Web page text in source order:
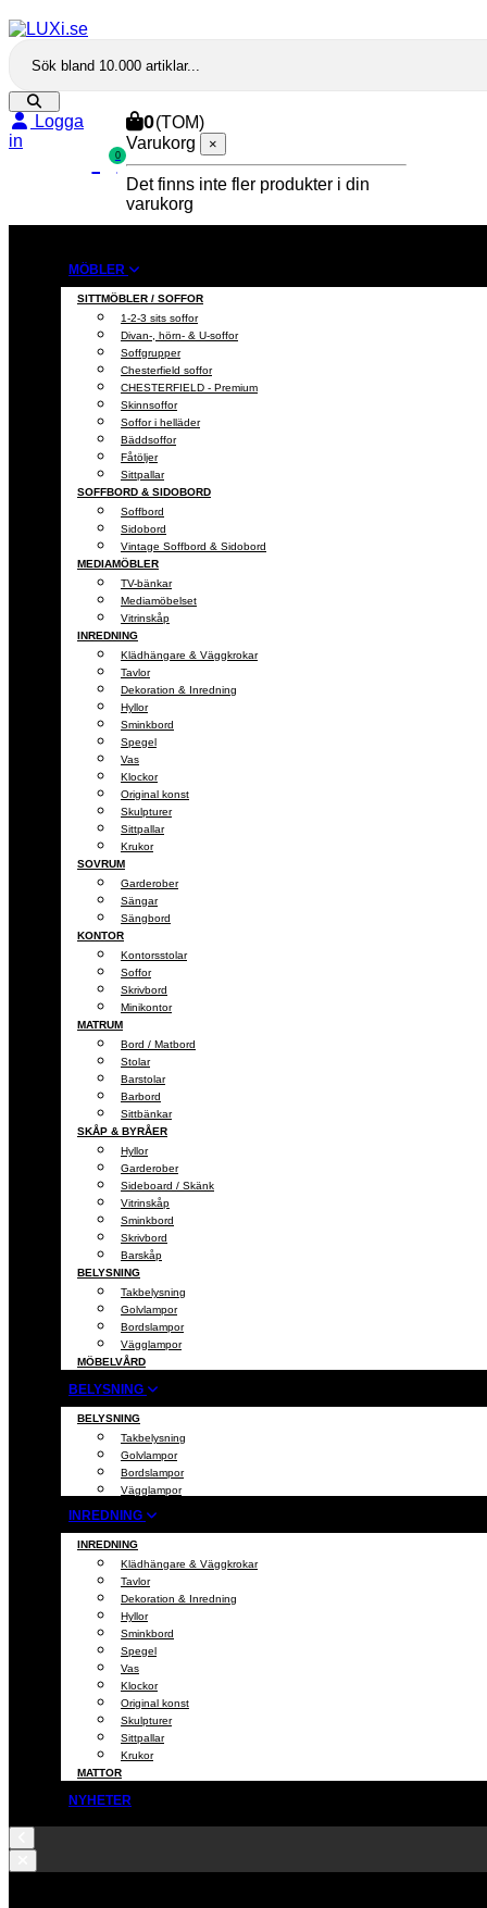
Logga
in
0
0(TOM)
Varukorg
×
Det finns inte fler produkter i din
varukorg
MÖBLER
SITTMÖBLER / SOFFOR
1-2-3 sits soffor
Divan-, hörn- & U-soffor
Soffgrupper
Chesterfield soffor
CHESTERFIELD - Premium
Skinnsoffor
Soffor i helläder
Bäddsoffor
Fåtöljer
Sittpallar
SOFFBORD & SIDOBORD
Soffbord
Sidobord
Vintage Soffbord & Sidobord
MEDIAMÖBLER
TV-bänkar
Mediamöbelset
Vitrinskåp
INREDNING
Klädhängare & Väggkrokar
Tavlor
Dekoration & Inredning
Hyllor
Sminkbord
Spegel
Vas
Klockor
Original konst
Skulpturer
Sittpallar
Krukor
SOVRUM
Garderober
Sängar
Sängbord
KONTOR
Kontorsstolar
Soffor
Skrivbord
Minikontor
MATRUM
Bord / Matbord
Stolar
Barstolar
Barbord
Sittbänkar
SKÅP & BYRÅER
Hyllor
Garderober
Sideboard / Skänk
Vitrinskåp
Sminkbord
Skrivbord
Barskåp
BELYSNING
Takbelysning
Golvlampor
Bordslampor
Vägglampor
MÖBELVÅRD
BELYSNING
BELYSNING
Takbelysning
Golvlampor
Bordslampor
Vägglampor
INREDNING
INREDNING
Klädhängare & Väggkrokar
Tavlor
Dekoration & Inredning
Hyllor
Sminkbord
Spegel
Vas
Klockor
Original konst
Skulpturer
Sittpallar
Krukor
MATTOR
NYHETER